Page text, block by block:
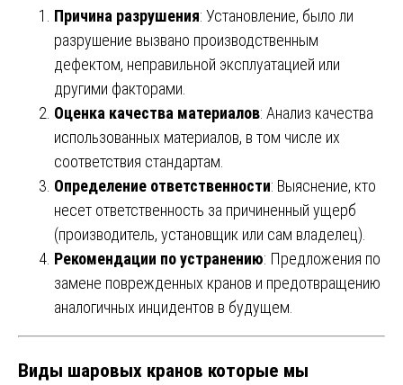
Причина разрушения: Установление, было ли
разрушение вызвано производственным
дефектом, неправильной эксплуатацией или
другими факторами.
Оценка качества материалов: Анализ качества
использованных материалов, в том числе их
соответствия стандартам.
Определение ответственности: Выяснение, кто
несет ответственность за причиненный ущерб
(производитель, установщик или сам владелец).
Рекомендации по устранению: Предложения по
замене поврежденных кранов и предотвращению
аналогичных инцидентов в будущем.
Виды шаровых кранов которые мы